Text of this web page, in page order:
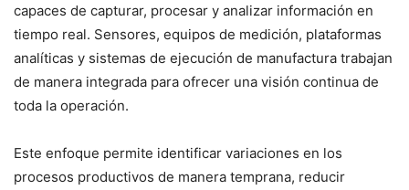
capaces de capturar, procesar y analizar información en
tiempo real. Sensores, equipos de medición, plataformas
analíticas y sistemas de ejecución de manufactura trabajan
de manera integrada para ofrecer una visión continua de
toda la operación.
Este enfoque permite identificar variaciones en los
procesos productivos de manera temprana, reducir